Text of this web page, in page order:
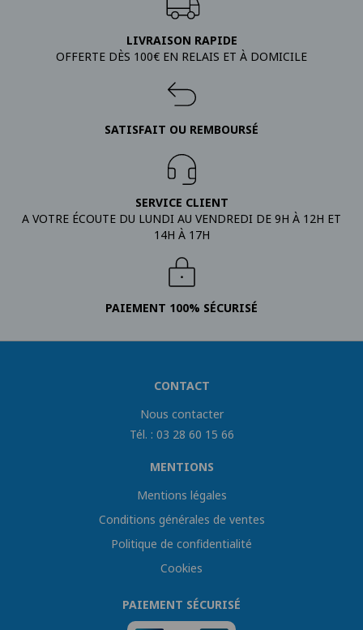
LIVRAISON RAPIDE
OFFERTE DÈS 100€ EN RELAIS ET À DOMICILE
SATISFAIT OU REMBOURSÉ
SERVICE CLIENT
A VOTRE ÉCOUTE DU LUNDI AU VENDREDI DE 9H À 12H ET
14H À 17H
PAIEMENT 100% SÉCURISÉ
CONTACT
Nous contacter
Tél. : 03 28 60 15 66
MENTIONS
Mentions légales
Conditions générales de ventes
Politique de confidentialité
Cookies
PAIEMENT SÉCURISÉ